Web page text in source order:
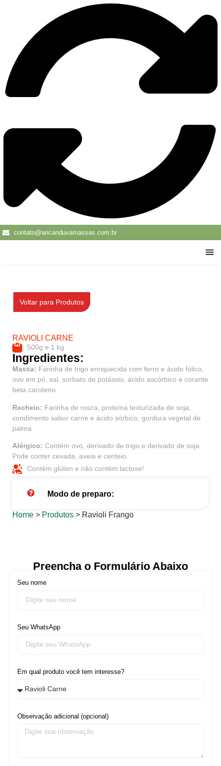
contato@aricanduvamassas.com.br
Voltar para Produtos
Home > Produtos > Ravioli Frango
RAVIOLI CARNE
500g e 1 kg
Ingredientes:
Massa: Farinha de trigo enriquecida com ferro e ácido fólico,
ovo em pó, sal, sorbato de potássio, ácido ascórbico e corante
beta caroteno.
Recheio: Farinha de rosca, proteína texturizada de soja,
condimento sabor carne e ácido sórbico, gordura vegetal de
palma
Alérgico: Contém ovo, derivado de trigo e derivado de soja.
Pode conter cevada, aveia e centeio.
Contém glúten e não contém lactose!
Modo de preparo:
Preencha o Formulário Abaixo
Seu nome
Seu WhatsApp
Em qual produto você tem interesse?
Observação adicional (opcional)